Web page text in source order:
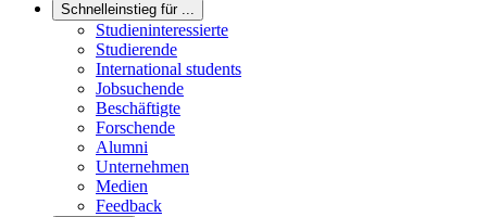
Schnelleinstieg für ...
Studieninteressierte
Studierende
International students
Jobsuchende
Beschäftigte
Forschende
Alumni
Unternehmen
Medien
Feedback